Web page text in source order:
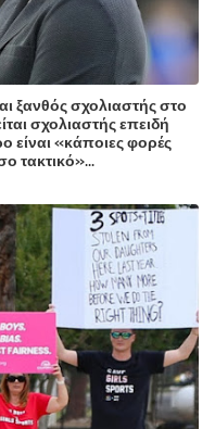
ξανθός σχολιαστής στο
σχολιαστής επειδή
είναι «κάποιες φορές
τακτικό»...